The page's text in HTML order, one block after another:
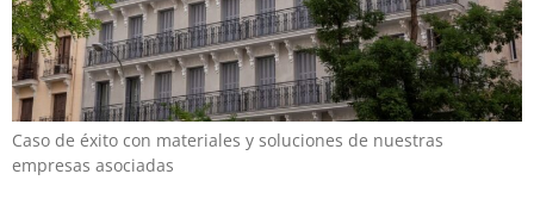
Caso de éxito con materiales y soluciones de nuestras
empresas asociadas